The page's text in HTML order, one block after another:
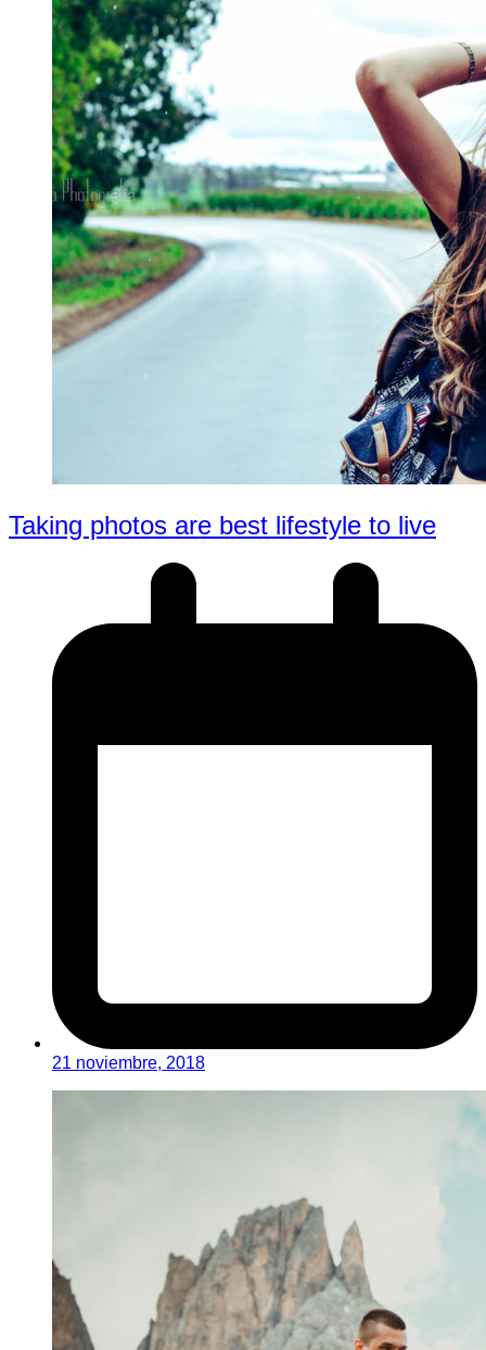
Taking photos are best lifestyle to live
21 noviembre, 2018